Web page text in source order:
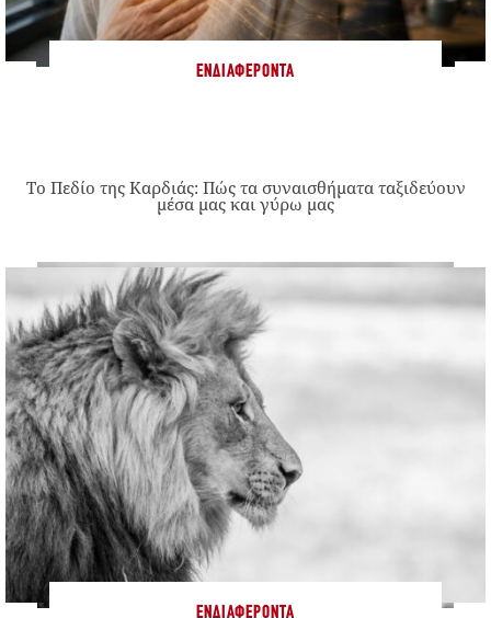
ΕΝΔΙΑΦΈΡΟΝΤΑ
Το Πεδίο της Καρδιάς: Πώς τα συναισθήματα ταξιδεύουν
μέσα μας και γύρω μας
ΕΝΔΙΑΦΈΡΟΝΤΑ